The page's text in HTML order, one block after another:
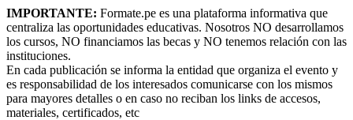
IMPORTANTE: Formate.pe es una plataforma informativa que
centraliza las oportunidades educativas. Nosotros NO desarrollamos
los cursos, NO financiamos las becas y NO tenemos relación con las
instituciones.
En cada publicación se informa la entidad que organiza el evento y
es responsabilidad de los interesados comunicarse con los mismos
para mayores detalles o en caso no reciban los links de accesos,
materiales, certificados, etc